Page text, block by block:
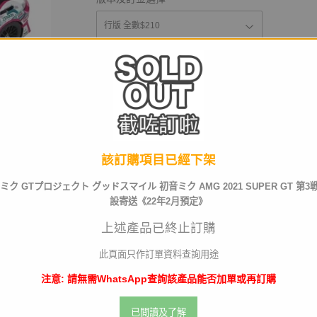
運送及店取pt
截訂日
數量
該訂購項目已經下架
ク GTプロジェクト グッドスマイル 初音ミク AMG 2021 SUPER GT 第3
設寄送《22年2月預定》
上述產品已終止訂購
此頁面只作訂單資料查詢用途
注意: 請無需WhatsApp查詢該產品能否加單或再訂購
已閲讀及了解